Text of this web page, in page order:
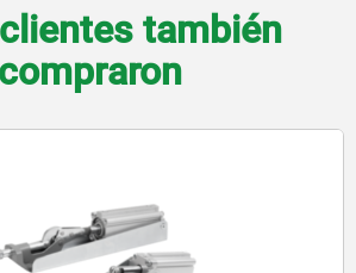
también
compraron